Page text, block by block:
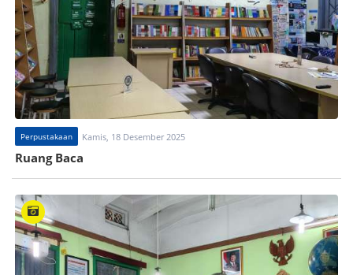
Perpustakaan Kamis, 18 Desember 2025
Ruang Baca